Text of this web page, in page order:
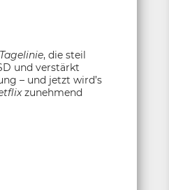
, die steil
und verstärkt
– und jetzt wird’s
zunehmend